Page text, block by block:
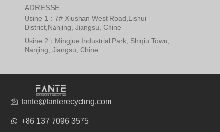
ADRESSE
Usine 1：7# Xiushan West Road,Lishui
District,Nanjing, Jiangsu, Chine
Usine 2：Mingjue Industrial Park, Shiqiu Town,
Nanjing, Jiangsu, Chine
fante@fanterecycling.com
+86 137 7096 3575